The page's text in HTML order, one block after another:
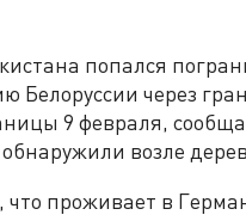
попался
Белоруссии через
9 февраля,
возле
проживает в